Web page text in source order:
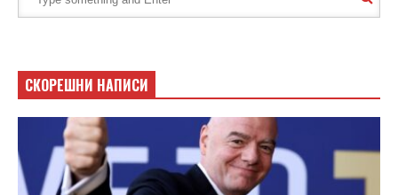
СКОРЕШНИ НАПИСИ